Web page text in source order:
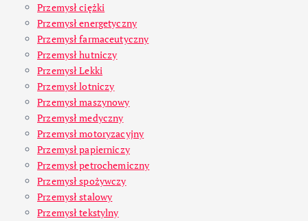
Przemysł ciężki
Przemysł energetyczny
Przemysł farmaceutyczny
Przemysł hutniczy
Przemysł Lekki
Przemysł lotniczy
Przemysł maszynowy
Przemysł medyczny
Przemysł motoryzacyjny
Przemysł papierniczy
Przemysł petrochemiczny
Przemysł spożywczy
Przemysł stalowy
Przemysł tekstylny